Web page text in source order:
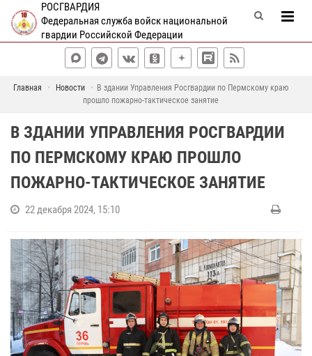
РОСГВАРДИЯ
Федеральная служба войск национальной
гвардии Российской Федерации
Главная Новости
В здании Управления Росгвардии по Пермскому краю
прошло пожарно-тактическое занятие
В ЗДАНИИ УПРАВЛЕНИЯ РОСГВАРДИИ
ПО ПЕРМСКОМУ КРАЮ ПРОШЛО
ПОЖАРНО-ТАКТИЧЕСКОЕ ЗАНЯТИЕ
22 декабря 2024, 15:10